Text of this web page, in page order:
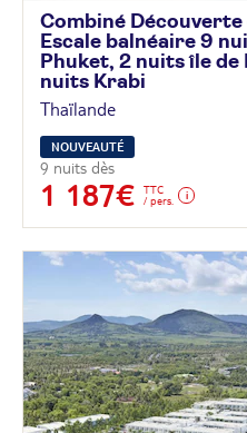
Combiné
Escale balnéaire 9
Phuket, 2 nuits île de
nuits Krabi
Thaïlande
NOUVEAUTÉ
9 nuits dès
1 187€
TTC
/ pers.